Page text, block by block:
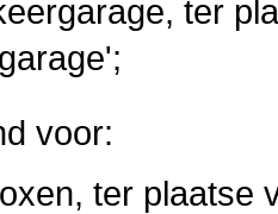
ter
voor:
ter plaatse